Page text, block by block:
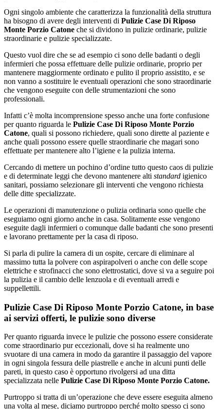
Ogni singolo ambiente che caratterizza la funzionalità della struttura
ha bisogno di avere degli interventi di Pulizie Case Di Riposo
Monte Porzio Catone che si dividono in pulizie ordinarie, pulizie
straordinarie e pulizie specializzate.
Questo vuol dire che se ad esempio ci sono delle badanti o degli
infermieri che possa effettuare delle pulizie ordinarie, proprio per
mantenere maggiormente ordinato e pulito il proprio assistito, e se
non vanno a sostituire le eventuali operazioni che sono straordinarie
che vengono eseguite con delle strumentazioni che sono
professionali.
Infatti c’è molta incomprensione spesso anche una forte confusione
per quanto riguarda le Pulizie Case Di Riposo Monte Porzio
Catone, quali si possono richiedere, quali sono dirette al paziente e
anche quali possono essere quelle straordinarie che magari sono
effettuate per mantenere alto l’igiene e la pulizia interna.
Cercando di mettere un pochino d’ordine tutto questo caos di pulizie
e di determinate leggi che devono mantenere alti standard igienico
sanitari, possiamo selezionare gli interventi che vengono richiesta
delle ditte specializzate.
Le operazioni di manutenzione o pulizia ordinaria sono quelle che
eseguiamo ogni giorno anche in casa. Solitamente esse vengono
eseguite dagli infermieri o comunque dalle badanti che sono presenti
e lavorano prettamente per la casa di riposo.
Si parla di pulire la camera di un ospite, cercare di eliminare al
massimo tutta la polvere con aspirapolveri o anche con delle scope
elettriche e strofinacci che sono elettrostatici, dove si va a seguire poi
la pulizia e il cambio delle lenzuola e di eventuali arredi e
suppellettili.
Pulizie Case Di Riposo Monte Porzio Catone, in base
ai servizi offerti, le pulizie sono diverse
Per quanto riguarda invece le pulizie che possono essere considerate
come straordinario pur eccezionali, dove si ha realmente uno
svuotare di una camera in modo da garantire il passaggio del vapore
in ogni singola fessura delle piastrelle e anche in alcuni punti delle
pareti, in questo caso è opportuno rivolgersi ad una ditta
specializzata nelle Pulizie Case Di Riposo Monte Porzio Catone.
Purtroppo si tratta di un’operazione che deve essere eseguita almeno
una volta al mese, diciamo purtroppo perché molto spesso ci sono